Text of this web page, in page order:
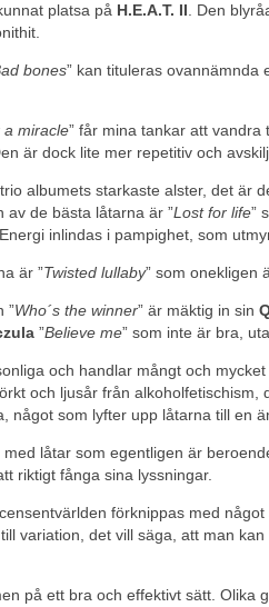
platsa på H.E.A.T. II . Den
bones” kan tituleras ovannämnda
a miracle” får mina tankar att vandra
är dock lite mer repetitiv och
albumets starkaste alster, det är
av de bästa låtarna är ”Lost for life”
inlindas i pampighet, som
är ”Twisted lullaby” som onekligen
”Who´s the winner” är mäktig in sin
”Believe me” som inte är bra,
och handlar mångt och mycket
och ljusår från
något som lyfter upp låtarna till en
låtar som egentligen är
riktigt fånga sina lyssningar.
förknippas med
variation, det vill säga, att man
på ett bra och effektivt sätt. Olika